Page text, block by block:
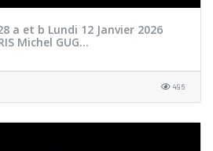
a et b Lundi 12 Janvier 2026
Michel GUG...
496